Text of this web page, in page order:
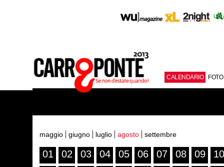
CALENDARIO FOTO
maggio giugno luglio agosto settembre
01 02 03 04 05 06 07 08 09
10